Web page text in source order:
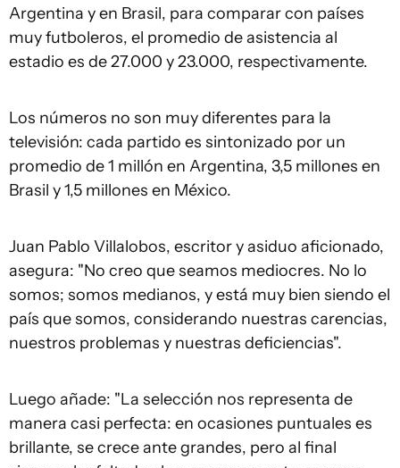
Argentina y en Brasil, para comparar con países
muy futboleros, el promedio de asistencia al
estadio es de 27.000 y 23.000, respectivamente.
Los números no son muy diferentes para la
televisión: cada partido es sintonizado por un
promedio de 1 millón en Argentina, 3,5 millones en
Brasil y 1,5 millones en México.
Juan Pablo Villalobos, escritor y asiduo aficionado,
asegura: "No creo que seamos mediocres. No lo
somos; somos medianos, y está muy bien siendo el
país que somos, considerando nuestras carencias,
nuestros problemas y nuestras deficiencias".
Luego añade: "La selección nos representa de
manera casi perfecta: en ocasiones puntuales es
brillante, se crece ante grandes, pero al final